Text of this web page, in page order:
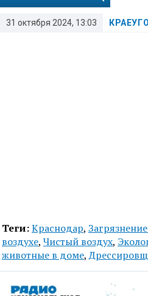
31 октября 2024, 13:03
Теги:Краснодар,
воздухе, Чистый воздух,
животные в доме,